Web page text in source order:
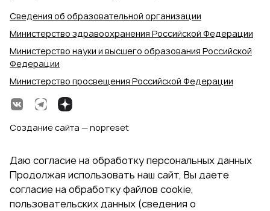
Сведения об образовательной организации
Министерство здравоохранения Российской Федерации
Министерство науки и высшего образования Российской
Федерации
Министерство просвещения Российской Федерации
Создание сайта — nopreset
Даю согласие на обработку персональных данных
Продолжая использовать наш сайт, Вы даете
согласие на обработку файлов cookie,
пользовательских данных (сведения о